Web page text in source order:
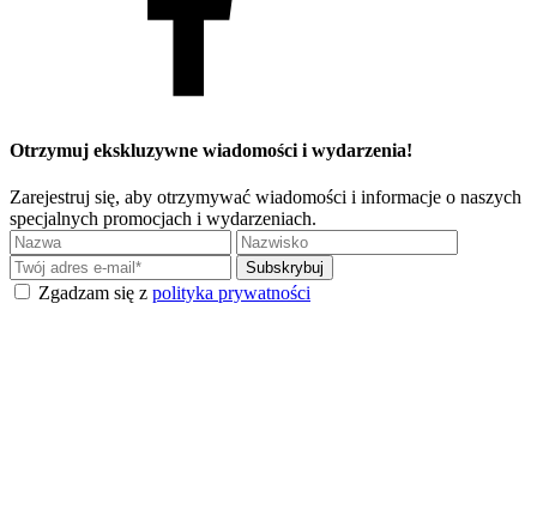
Otrzymuj ekskluzywne wiadomości i wydarzenia!
Zarejestruj się, aby otrzymywać wiadomości i informacje o naszych
specjalnych promocjach i wydarzeniach.
Zgadzam się z polityka prywatności